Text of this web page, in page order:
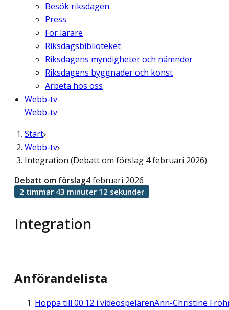
Besök riksdagen
Press
För lärare
Riksdagsbiblioteket
Riksdagens myndigheter och nämnder
Riksdagens byggnader och konst
Arbeta hos oss
Webb-tv
Webb-tv
Start
Webb-tv
Integration (Debatt om förslag 4 februari 2026)
Integration
Debatt om förslag4 februari 2026
2 timmar 43 minuter 12 sekunder
Anförandelista
Hoppa till 00:12 i videospelarenAnn-Christine